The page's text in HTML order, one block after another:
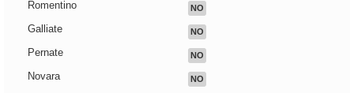
Romentino NO
Galliate NO
Pernate NO
Novara NO